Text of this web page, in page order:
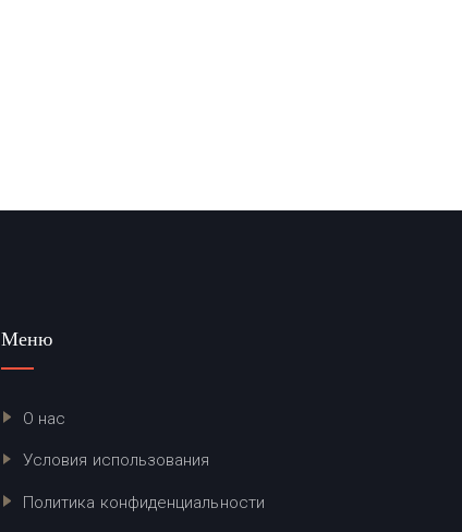
Меню
О нас
Условия использования
Политика конфиденциальности